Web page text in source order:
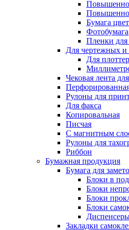
Бумага
Фотобумага
Пленки для
Для чертежных и
Для
Чековая лента
Рулоны для
Для факса
Копировальная
Писчая
С магнитным
Рулоны для
Риббон
Бумажная продукция
Бумага для
Блоки в
Блоки
Блоки
Блоки
Закладки